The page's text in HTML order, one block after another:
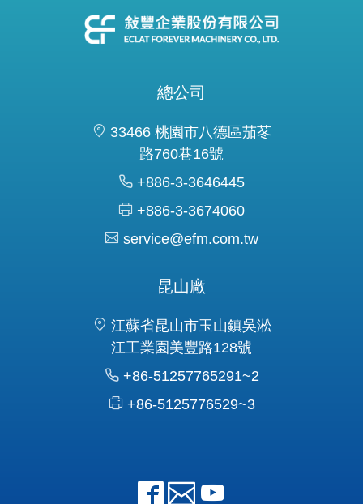
總公司
33466 桃園市八德區茄苳
路760巷16號
+886-3-3646445
+886-3-3674060
service@efm.com.tw
昆山廠
江蘇省昆山市玉山鎮吳淞
江工業園美豐路128號
+86-51257765291~2
+86-5125776529~3